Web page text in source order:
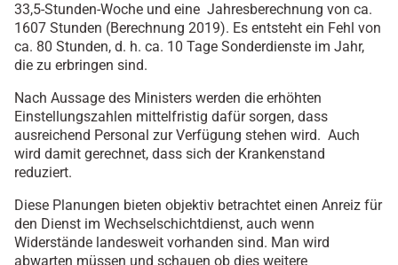
33,5-Stunden-Woche und eine Jahresberechnung von ca.
1607 Stunden (Berechnung 2019). Es entsteht ein Fehl von
ca. 80 Stunden, d. h. ca. 10 Tage Sonderdienste im Jahr,
die zu erbringen sind.
Nach Aussage des Ministers werden die erhöhten
Einstellungszahlen mittelfristig dafür sorgen, dass
ausreichend Personal zur Verfügung stehen wird. Auch
wird damit gerechnet, dass sich der Krankenstand
reduziert.
Diese Planungen bieten objektiv betrachtet einen Anreiz für
den Dienst im Wechselschichtdienst, auch wenn
Widerstände landesweit vorhanden sind. Man wird
abwarten müssen und schauen ob dies weitere